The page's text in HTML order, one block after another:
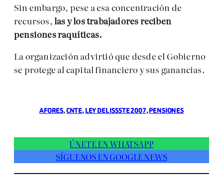
Sin embargo, pese a esa concentración de
recursos, las y los trabajadores reciben
pensiones raquíticas.
La organización advirtió que desde el Gobierno
se protege al capital financiero y sus ganancias.
AFORES, CNTE, LEY DEL ISSSTE 2007, PENSIONES
ÚNETE EN WHATSAPP
SÍGUENOS EN GOOGLE NEWS